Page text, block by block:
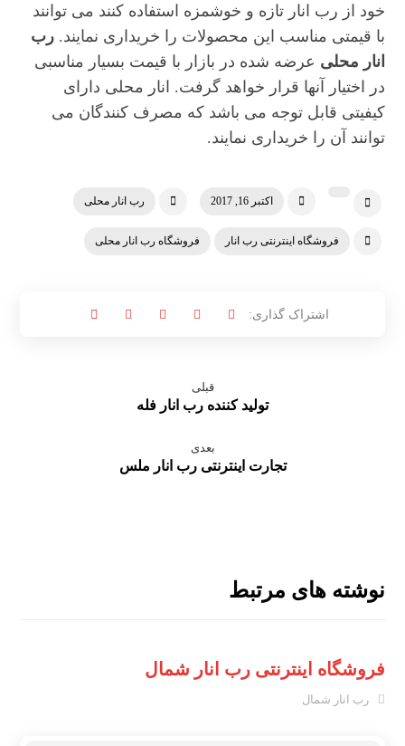
خود از رب انار تازه و خوشمزه استفاده کنند می توانند
با قیمتی مناسب این محصولات را خریداری نمایند.رب
انار محلی عرضه شده در بازار با قیمت بسیار مناسبی
در اختیار آنها قرار خواهد گرفت. انار محلی دارای
کیفیتی قابل توجه می باشد که مصرف کنندگان می
توانند آن را خریداری نمایند.
اکتبر 16, 2017 رب انار محلی
فروشگاه اینترنتی رب انار فروشگاه رب انار محلی
قبلی
تولید کننده رب انار فله
بعدی
تجارت اینترنتی رب انار ملس
نوشته های مرتبط
فروشگاه اینترنتی رب انار شمال
رب انار شمال